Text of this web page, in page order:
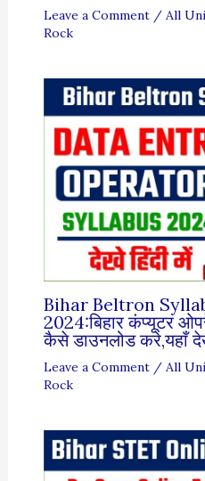
Leave a Comment / All
Rock
Bihar Beltron
2024:बिहार कंप्यूटर
कैसे डाउनलोड करे,यहाँ
Leave a Comment / All
Rock